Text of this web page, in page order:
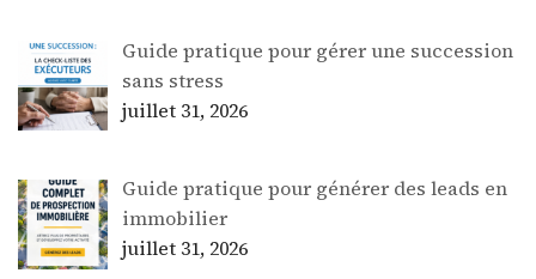
Guide pratique pour gérer une succession
sans stress
juillet 31, 2026
Guide pratique pour générer des leads en
immobilier
juillet 31, 2026